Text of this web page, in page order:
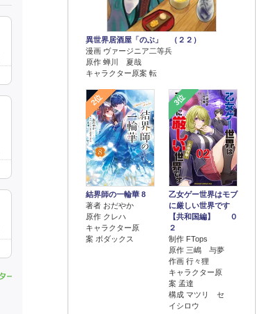
異世界居酒屋「のぶ」 （２２）
漫画 ヴァージニア二等兵
原作 蝉川 夏哉
キャラクター原案 転
2位
結界師の一輪華 8
著者 おだやか
原作 クレハ
キャラクター原
案 ボダックス
3位
乙女ゲー世界はモブ
に厳しい世界です
【共和国編】 ０
２
制作 FTops
原作 三嶋 与夢
作画 行々狸
キャラクター原
案 孟達
構成 マツリ セ
イシロウ